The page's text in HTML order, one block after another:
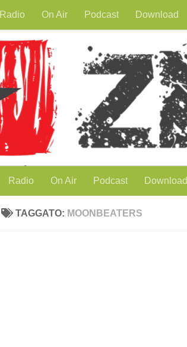
Radio On Air Podcast Download
Radio On Air Podcast Download
TAGGATO: MOONBEATERS